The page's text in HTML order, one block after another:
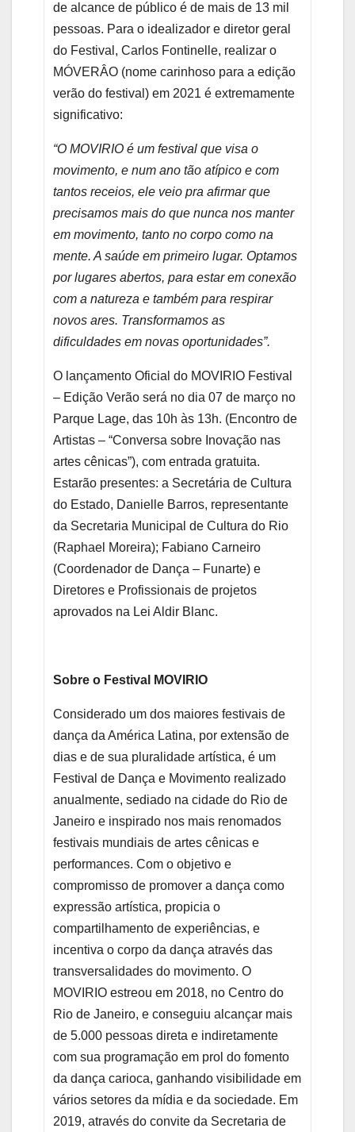
de alcance de público é de mais de 13 mil
pessoas. Para o idealizador e diretor geral
do Festival, Carlos Fontinelle, realizar o
MÓVERÂO (nome carinhoso para a edição
verão do festival) em 2021 é extremamente
significativo:
“O MOVIRIO é um festival que visa o
movimento, e num ano tão atípico e com
tantos receios, ele veio pra afirmar que
precisamos mais do que nunca nos manter
em movimento, tanto no corpo como na
mente. A saúde em primeiro lugar. Optamos
por lugares abertos, para estar em conexão
com a natureza e também para respirar
novos ares. Transformamos as
dificuldades em novas oportunidades”.
O lançamento Oficial do MOVIRIO Festival
– Edição Verão será no dia 07 de março no
Parque Lage, das 10h às 13h. (Encontro de
Artistas – “Conversa sobre Inovação nas
artes cênicas”), com entrada gratuita.
Estarão presentes: a Secretária de Cultura
do Estado, Danielle Barros, representante
da Secretaria Municipal de Cultura do Rio
(Raphael Moreira); Fabiano Carneiro
(Coordenador de Dança – Funarte) e
Diretores e Profissionais de projetos
aprovados na Lei Aldir Blanc.
Sobre o Festival MOVIRIO
Considerado um dos maiores festivais de
dança da América Latina, por extensão de
dias e de sua pluralidade artística, é um
Festival de Dança e Movimento realizado
anualmente, sediado na cidade do Rio de
Janeiro e inspirado nos mais renomados
festivais mundiais de artes cênicas e
performances. Com o objetivo e
compromisso de promover a dança como
expressão artística, propicia o
compartilhamento de experiências, e
incentiva o corpo da dança através das
transversalidades do movimento. O
MOVIRIO estreou em 2018, no Centro do
Rio de Janeiro, e conseguiu alcançar mais
de 5.000 pessoas direta e indiretamente
com sua programação em prol do fomento
da dança carioca, ganhando visibilidade em
vários setores da mídia e da sociedade. Em
2019, através do convite da Secretaria de